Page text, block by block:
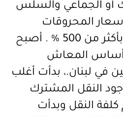
أو الجماعي والسلس
المحروقات
وارتفاع كلفة النقل بأكثر من 500 % . أصبح
أساس المعاش
في لبنان.، بدأت أغلب
النقل المشترك
النقل وبدأت